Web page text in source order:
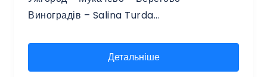
Виноградів – Salina Turda...
Детальніше